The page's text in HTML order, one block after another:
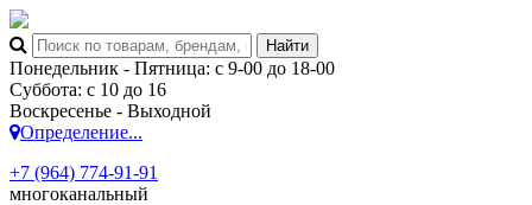
Понедельник - Пятница: с 9-00 до 18-00
Суббота: с 10 до 16
Воскресенье - Выходной
Определение...
+7 (964) 774-91-91
многоканальный